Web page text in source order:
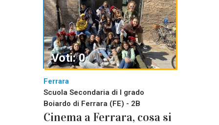
Ferrara
Scuola Secondaria di I grado
Boiardo di Ferrara (FE) - 2B
Cinema a Ferrara, cosa si
Voti: 0